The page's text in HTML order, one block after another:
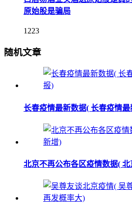
原始股是骗局
1223
随机文章
长春疫情最新数据( 长春疫情
北京不再公布各区疫情数据(